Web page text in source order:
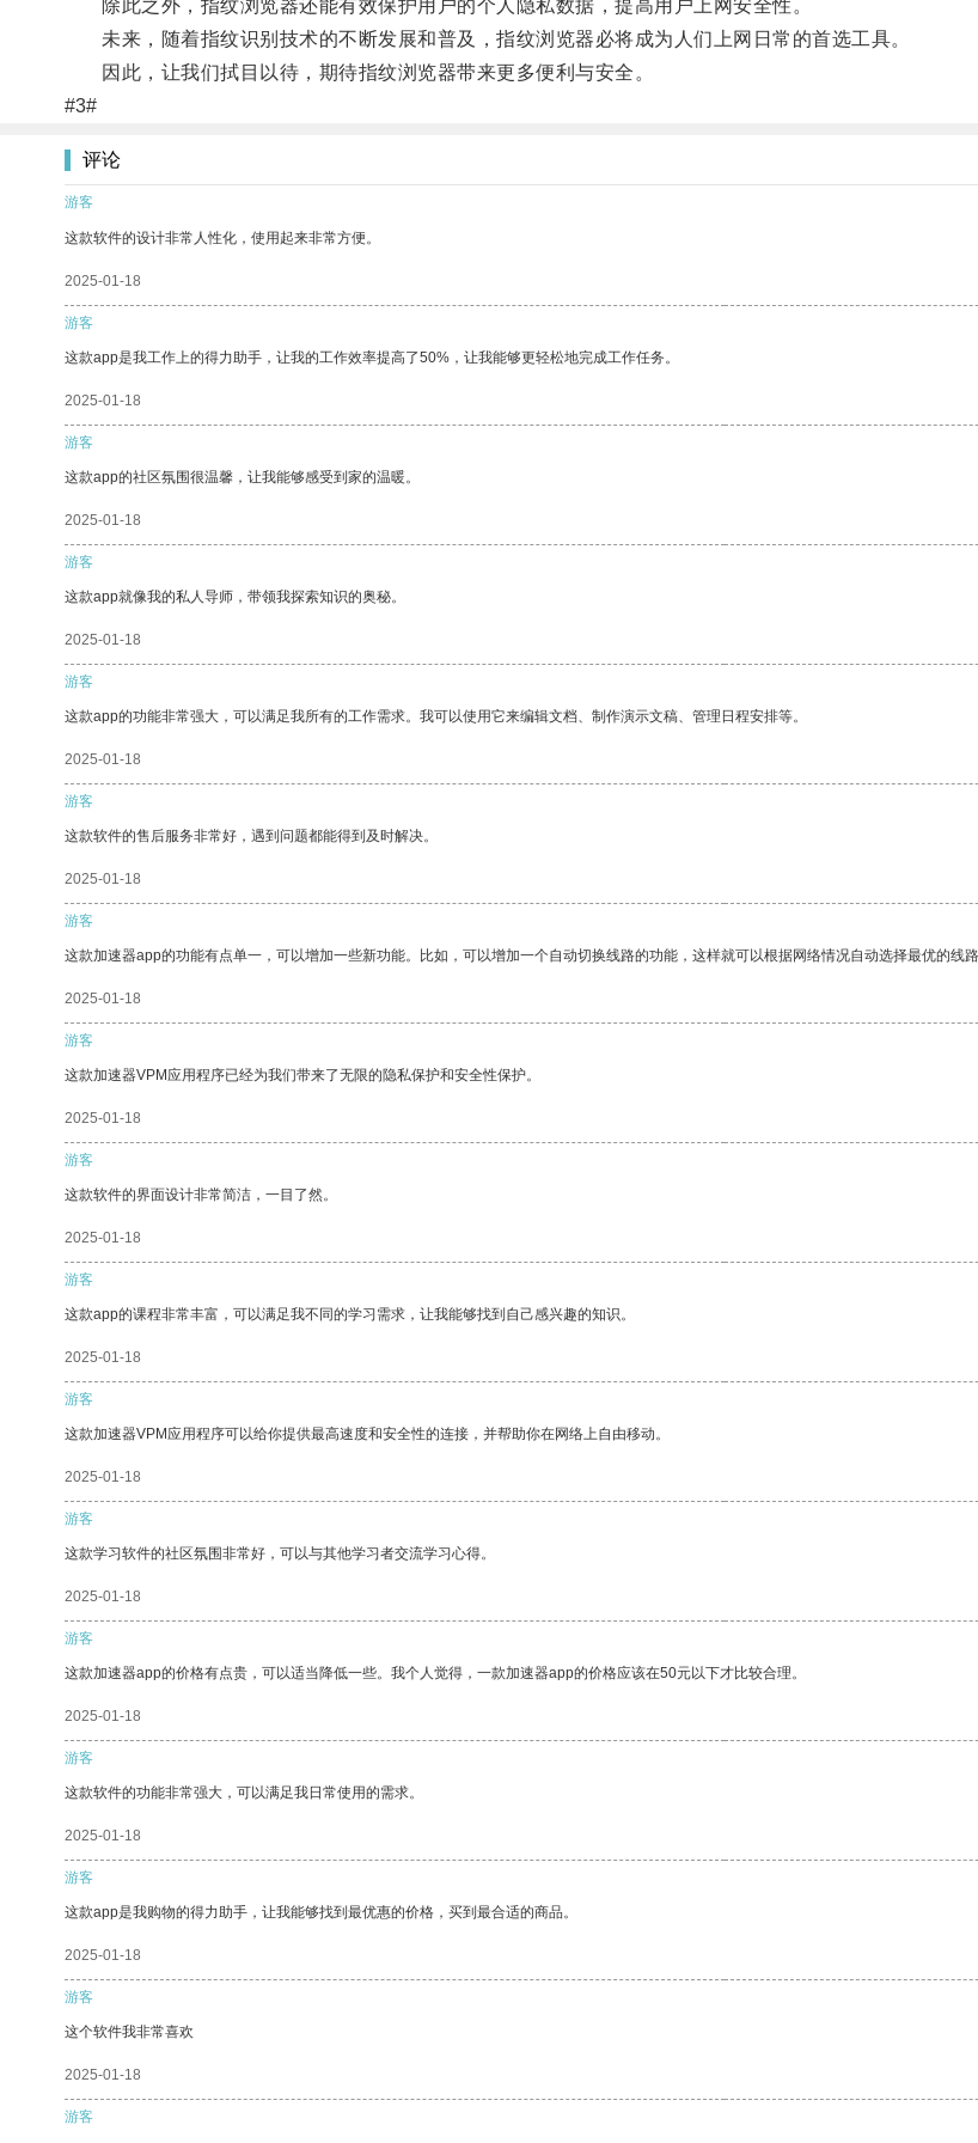
除此之外，指纹浏览器还能有效保护用户的个人隐私数据，提高用户上网安全性。
未来，随着指纹识别技术的不断发展和普及，指纹浏览器必将成为人们上网日常的首选工具。
因此，让我们拭目以待，期待指纹浏览器带来更多便利与安全。
#3#
评论
游客
这款软件的设计非常人性化，使用起来非常方便。
2025-01-18
游客
这款app是我工作上的得力助手，让我的工作效率提高了50%，让我能够更轻松地完成工作任务。
2025-01-18
游客
这款app的社区氛围很温馨，让我能够感受到家的温暖。
2025-01-18
游客
这款app就像我的私人导师，带领我探索知识的奥秘。
2025-01-18
游客
这款app的功能非常强大，可以满足我所有的工作需求。我可以使用它来编辑文档、制作演示文稿、管理日程安排等。
2025-01-18
游客
这款软件的售后服务非常好，遇到问题都能得到及时解决。
2025-01-18
游客
这款加速器app的功能有点单一，可以增加一些新功能。比如，可以增加一个自动切换线路的功能，这样就可以根据网络情况自动选择最优的线
2025-01-18
游客
这款加速器VPM应用程序已经为我们带来了无限的隐私保护和安全性保护。
2025-01-18
游客
这款软件的界面设计非常简洁，一目了然。
2025-01-18
游客
这款app的课程非常丰富，可以满足我不同的学习需求，让我能够找到自己感兴趣的知识。
2025-01-18
游客
这款加速器VPM应用程序可以给你提供最高速度和安全性的连接，并帮助你在网络上自由移动。
2025-01-18
游客
这款学习软件的社区氛围非常好，可以与其他学习者交流学习心得。
2025-01-18
游客
这款加速器app的价格有点贵，可以适当降低一些。我个人觉得，一款加速器app的价格应该在50元以下才比较合理。
2025-01-18
游客
这款软件的功能非常强大，可以满足我日常使用的需求。
2025-01-18
游客
这款app是我购物的得力助手，让我能够找到最优惠的价格，买到最合适的商品。
2025-01-18
游客
这个软件我非常喜欢
2025-01-18
游客